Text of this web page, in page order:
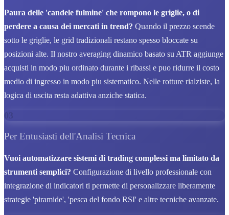
Paura delle 'candele fulmine' che rompono le griglie, o di
perdere a causa dei mercati in trend? Quando il prezzo scende
sotto le griglie, le grid tradizionali restano spesso bloccate su
posizioni alte. Il nostro averaging dinamico basato su ATR aggiunge
acquisti in modo piu ordinato durante i ribassi e puo ridurre il costo
medio di ingresso in modo piu sistematico. Nelle rotture rialziste, la
logica di uscita resta adattiva anziche statica.
03
Per Entusiasti dell'Analisi Tecnica
Vuoi automatizzare sistemi di trading complessi ma limitato da
strumenti semplici? Configurazione di livello professionale con
integrazione di indicatori ti permette di personalizzare liberamente
strategie 'piramide', 'pesca del fondo RSI' e altre tecniche avanzate.